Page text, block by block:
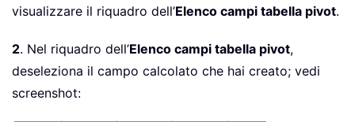
visualizzare il riquadro dell’Elenco campi tabella pivot.
2. Nel riquadro dell’Elenco campi tabella pivot,
deseleziona il campo calcolato che hai creato; vedi
screenshot: